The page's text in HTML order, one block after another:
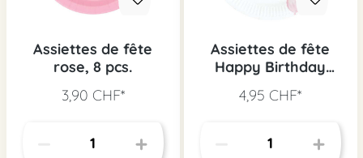
Assiettes de fête
rose, 8 pcs.
3,90 CHF*
Assiettes de fête
Happy Birthday
4,95 CHF*